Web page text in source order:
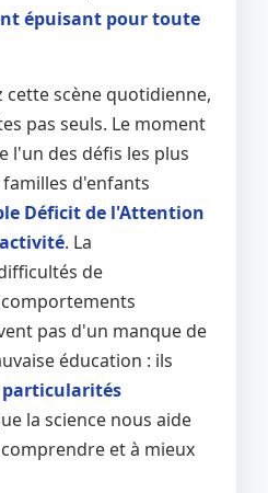
épuisant pour toute
cette scène quotidienne,
pas seuls. Le moment
l'un des défis les plus
d'enfants
Déficit de l'Attention
. La
de
pas d'un manque de
éducation : ils
particularités
la science nous aide
et à mieux